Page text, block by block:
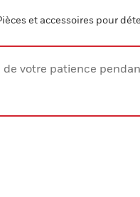
et accessoires pour
votre patience